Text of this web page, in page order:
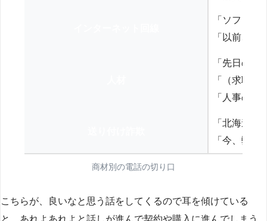
「ソフト
「以前、
「先日の
「（求職
「人事の方
「北海道
「今、弊
商材別の電話の切り口
こちらが、良いなと思う話をしてくるので耳を傾けている
と、あれよあれよと話しが進んで契約や購入に進んでしまう